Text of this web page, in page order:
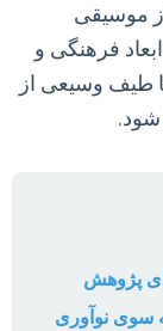
موسیقی
فرهنگی و
طیف وسیعی از
پژوهش
سوی نوآوری